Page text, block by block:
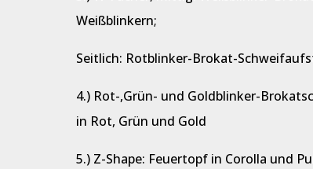
Weißblinkern;
Seitlich: Rotblinker-Brokat-
4.) Rot-,Grün- und Goldblinker-
in Rot, Grün und Gold
5.) Z-Shape: Feuertopf in Corolla und